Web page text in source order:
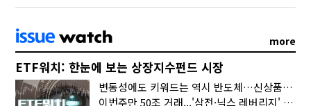
more
ETF워치: 한눈에 보는 상장지수펀드 시장
변동성에도 키워드는 역시 반도체…신상품은 우주·방산
이번주만 50조 거래...'삼전·닉스 레버리지' 수익률은 -30%